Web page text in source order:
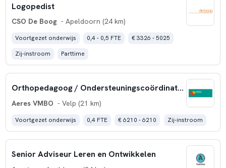
Logopedist
CSO De Boog - Apeldoorn (24 km)
Voortgezet onderwijs 0,4 - 0,5 FTE
€ 3326 - 5025
Zij-instroom
Parttime
Orthopedagoog / Ondersteuningscoördinator
Aeres VMBO - Velp (21 km)
Voortgezet onderwijs 0,4 FTE € 6210 - 6210 Zij-instroom
Senior Adviseur Leren en Ontwikkelen